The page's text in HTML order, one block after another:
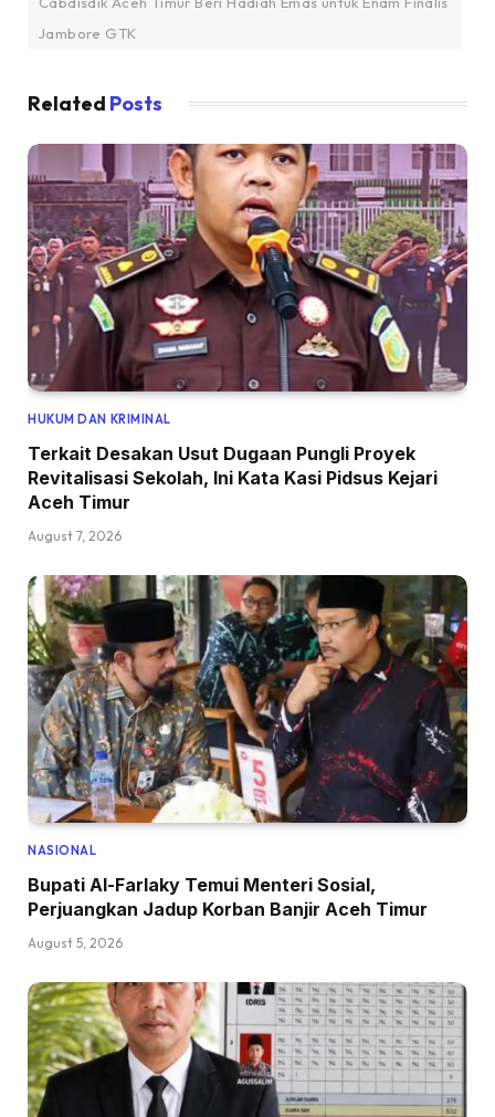
Jambore GTK
Related Posts
HUKUM DAN KRIMINAL
Terkait Desakan Usut Dugaan Pungli Proyek
Revitalisasi Sekolah, Ini Kata Kasi Pidsus Kejari
Aceh Timur
August 7, 2026
NASIONAL
Bupati Al-Farlaky Temui Menteri Sosial,
Perjuangkan Jadup Korban Banjir Aceh Timur
August 5, 2026